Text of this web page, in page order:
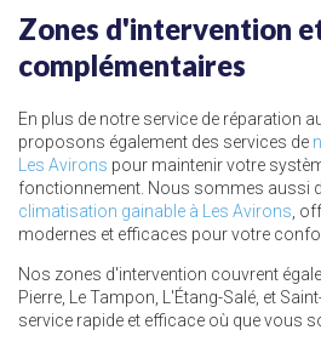
Zones d'intervention
complémentaires
En plus de notre service de réparation
proposons également des services de
Les Avirons pour maintenir votre
fonctionnement. Nous sommes aussi
climatisation gainable à Les Avirons ,
modernes et efficaces pour votre
Nos zones d'intervention couvrent
Pierre, Le Tampon, L'Étang-Salé, et
service rapide et efficace où que vous